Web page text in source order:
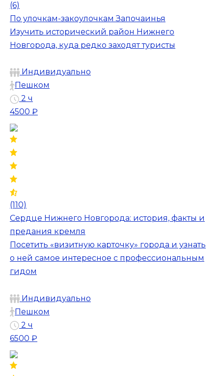
(6)
По улочкам-закоулочкам Започаинья
Изучить исторический район Нижнего
Новгорода, куда редко заходят туристы
Индивидуально
Пешком
2 ч
4500 ₽
(110)
Сердце Нижнего Новгорода: история, факты и
предания кремля
Посетить «визитную карточку» города и узнать
о ней самое интересное с профессиональным
гидом
Индивидуально
Пешком
2 ч
6500 ₽